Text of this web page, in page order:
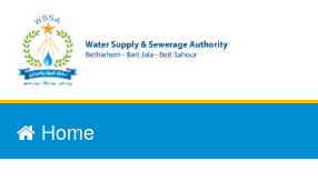
Home